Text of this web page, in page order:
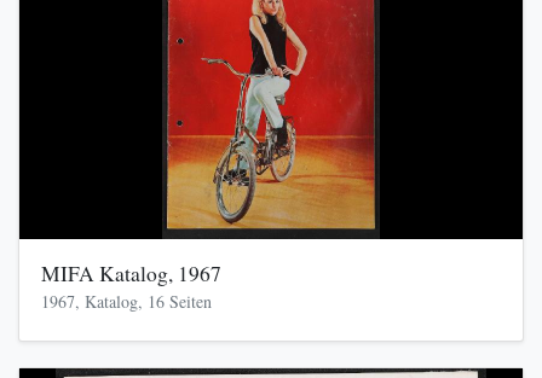
MIFA Katalog, 1967
1967, Katalog, 16 Seiten